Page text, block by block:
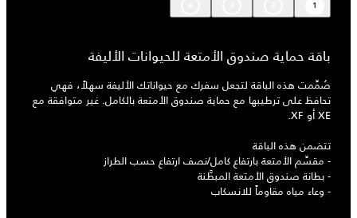
1
باقة حماية صندوق الأمتعة للحيوانات الأليفة
صُمِّمت هذه الباقة لتجعل سفرك مع حيواناتك الأليفة سهلاً، فهي
تحافظ على ترطيبها مع حماية صندوق الأمتعة بالكامل. غير متوافقة مع
XE أو XF.
تتضمن هذه الباقة
- مقسِّم الأمتعة بارتفاع كامل/نصف ارتفاع حسب الطراز
- بطانة صندوق الأمتعة المبطَّنة
- وعاء مياه مقاوماً للانسكاب